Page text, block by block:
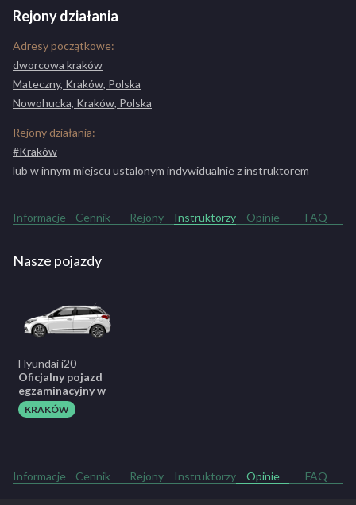
ZOBACZ PEŁNY OPIS SZKOŁY
Rejony działania
Adresy początkowe:
dworcowa kraków
Mateczny, Kraków, Polska
Nowohucka, Kraków, Polska
Rejony działania:
#Kraków
lub w innym miejscu ustalonym indywidualnie z instruktorem
Informacje Cennik Rejony Instruktorzy Opinie FAQ
Nasze pojazdy
Hyundai i20
Oficjalny pojazd
egzaminacyjny w
KRAKÓW
Informacje Cennik Rejony Instruktorzy Opinie FAQ